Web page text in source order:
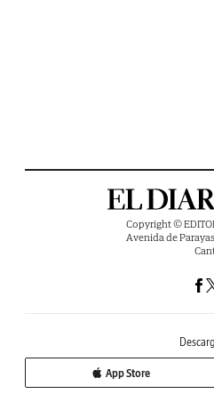
Copyright ©
Avenida de
App Store